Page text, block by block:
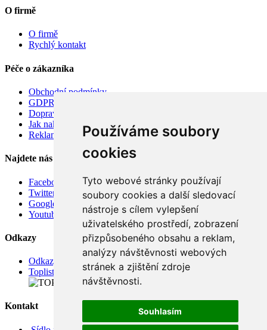
Používáme soubory
cookies
Tyto webové stránky používají
soubory cookies a další sledovací
nástroje s cílem vylepšení
uživatelského prostředí, zobrazení
přizpůsobeného obsahu a reklam,
analýzy návštěvnosti webových
stránek a zjištění zdroje
návštěvnosti.
Souhlasím
O firmě
O firmě
Rychlý kontakt
Péče o zákazníka
Obchodní podmínky
GDPR
Doprava
Jak nakupovat
Reklamace
Najdete nás
Facebook
Twitter
Google
Youtube
Odkazy
Odkazy
Toplist
Kontakt